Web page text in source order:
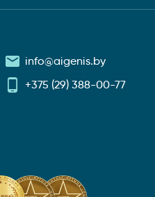
info@aigenis.by
+375 (29) 388-00-77